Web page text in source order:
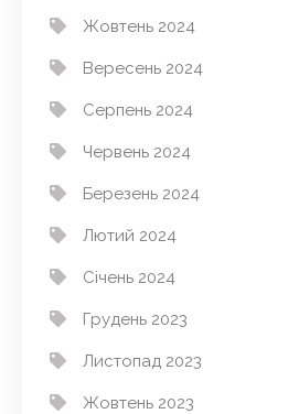
Жовтень 2024
Вересень 2024
Серпень 2024
Червень 2024
Березень 2024
Лютий 2024
Січень 2024
Грудень 2023
Листопад 2023
Жовтень 2023